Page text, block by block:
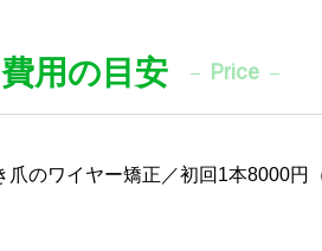
費用の目安 Price
爪のワイヤー矯正／初回1本8000円